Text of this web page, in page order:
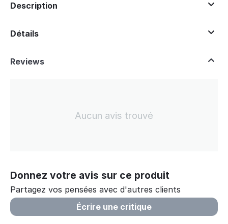
Description
Détails
Reviews
Aucun avis trouvé
Donnez votre avis sur ce produit
Partagez vos pensées avec d'autres clients
Écrire une critique